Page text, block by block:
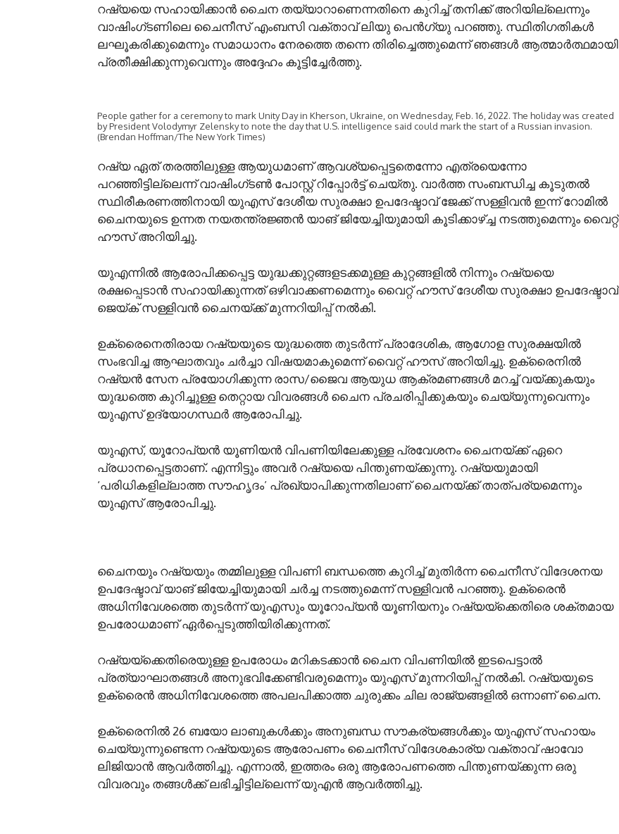
റഷ്യയെ സഹായിക്കാൻ ചൈന തയ്യാറാണെന്നതിനെ കുറിച്ച് തനിക്ക് അറിയില്ലെന്നും
വാഷിംഗ്ടണിലെ ചൈനീസ് എംബസി വക്താവ് ലിയു പെൻഗ്യു പറഞ്ഞു. സ്ഥിതിഗതികൾ
ലഘൂകരിക്കുമെന്നും സമാധാനം നേരത്തെ തന്നെ തിരിച്ചെത്തുമെന്ന് ഞങ്ങൾ ആത്മാർത്ഥമായി
പ്രതീക്ഷിക്കുന്നുവെന്നും അദ്ദേഹം കൂട്ടിച്ചേര്‍ത്തു.
People gather for a ceremony to mark Unity Day in Kherson, Ukraine, on Wednesday, Feb. 16, 2022. The holiday was created
by President Volodymyr Zelensky to note the day that U.S. intelligence said could mark the start of a Russian invasion.
(Brendan Hoffman/The New York Times)
റഷ്യ ഏത് തരത്തിലുള്ള ആയുധമാണ് ആവശ്യപ്പെട്ടതെന്നോ എത്രയെന്നോ
പറഞ്ഞിട്ടില്ലെന്ന് വാഷിംഗ്ടൺ പോസ്റ്റ് റിപ്പോര്‍ട്ട് ചെയ്തു. വാര്‍ത്ത സംബന്ധിച്ച കൂടുതല്‍
സ്ഥിരീകരണത്തിനായി യുഎസ് ദേശീയ സുരക്ഷാ ഉപദേഷ്ടാവ് ജേക്ക് സള്ളിവൻ ഇന്ന് റോമിൽ
ചൈനയുടെ ഉന്നത നയതന്ത്രജ്ഞൻ യാങ് ജിയേച്ചിയുമായി കൂടിക്കാഴ്ച്ച നടത്തുമെന്നും വൈറ്റ്
ഹൗസ് അറിയിച്ചു.
യുഎന്നില്‍ ആരോപിക്കപ്പെട്ട യുദ്ധക്കുറ്റങ്ങളടക്കമുള്ള കുറ്റങ്ങളില്‍ നിന്നും റഷ്യയെ
രക്ഷപ്പെടാൻ സഹായിക്കുന്നത് ഒഴിവാക്കണമെന്നും വൈറ്റ് ഹൗസ് ദേശീയ സുരക്ഷാ ഉപദേഷ്ടാവ്
ജെയ്ക് സള്ളിവൻ ചൈനയ്ക്ക് മുന്നറിയിപ്പ് നൽകി.
ഉക്രൈനെതിരായ റഷ്യയുടെ യുദ്ധത്തെ തുടര്‍ന്ന് പ്രാദേശിക, ആഗോള സുരക്ഷയിൽ
സംഭവിച്ച ആഘാതവും ചർച്ചാ വിഷയമാകുമെന്ന് വൈറ്റ് ഹൗസ് അറിയിച്ചു. ഉക്രൈനില്‍
റഷ്യന്‍ സേന പ്രയോഗിക്കുന്ന രാസ/ജൈവ ആയുധ ആക്രമണങ്ങൾ മറച്ച് വയ്ക്കുകയും
യുദ്ധത്തെ കുറിച്ചുള്ള തെറ്റായ വിവരങ്ങൾ ചൈന പ്രചരിപ്പിക്കുകയും ചെയ്യുന്നുവെന്നും
യുഎസ് ഉദ്യോഗസ്ഥർ ആരോപിച്ചു.
യുഎസ്, യൂറോപ്യൻ യൂണിയന്‍ വിപണിയിലേക്കുള്ള പ്രവേശനം ചൈനയ്ക്ക് ഏറെ
പ്രധാനപ്പെട്ടതാണ്. എന്നിട്ടും അവര്‍ റഷ്യയെ പിന്തുണയ്ക്കുന്നു. റഷ്യയുമായി
‘പരിധികളില്ലാത്ത സൗഹൃദം’ പ്രഖ്യാപിക്കുന്നതിലാണ് ചൈനയ്ക്ക് താത്പര്യമെന്നും
യുഎസ് ആരോപിച്ചു.
ചൈനയും റഷ്യയും തമ്മിലുള്ള വിപണി ബന്ധത്തെ കുറിച്ച് മുതിർന്ന ചൈനീസ് വിദേശനയ
ഉപദേഷ്ടാവ് യാങ് ജിയേച്ചിയുമായി ചര്‍ച്ച നടത്തുമെന്ന് സള്ളിവൻ പറഞ്ഞു. ഉക്രൈന്‍
അധിനിവേശത്തെ തുടര്‍ന്ന് യുഎസും യൂറോപ്യന്‍ യൂണിയനും റഷ്യയ്ക്കെതിരെ ശക്തമായ
ഉപരോധമാണ് ഏര്‍പ്പെടുത്തിയിരിക്കുന്നത്.
റഷ്യയ്ക്കെതിരെയുള്ള ഉപരോധം മറികടക്കാന്‍ ചൈന വിപണിയില്‍ ഇടപെട്ടാല്‍
പ്രത്യാഘാതങ്ങള്‍ അനുഭവിക്കേണ്ടിവരുമെന്നും യുഎസ് മുന്നറിയിപ്പ് നല്‍കി. റഷ്യയുടെ
ഉക്രൈൻ അധിനിവേശത്തെ അപലപിക്കാത്ത ചുരുക്കം ചില രാജ്യങ്ങളിൽ ഒന്നാണ് ചൈന.
ഉക്രൈനില്‍ 26 ബയോ ലാബുകള്‍ക്കും അനുബന്ധ സൗകര്യങ്ങള്‍ക്കും യുഎസ് സഹായം
ചെയ്യുന്നുണ്ടെന്ന റഷ്യയുടെ ആരോപണം ചൈനീസ് വിദേശകാര്യ വക്താവ് ഷാവോ
ലിജിയാൻ ആവര്‍ത്തിച്ചു. എന്നാല്‍, ഇത്തരം ഒരു ആരോപണത്തെ പിന്തുണയ്ക്കുന്ന ഒരു
വിവരവും തങ്ങള്‍ക്ക് ലഭിച്ചിട്ടില്ലെന്ന് യുഎന്‍ ആവര്‍ത്തിച്ചു.